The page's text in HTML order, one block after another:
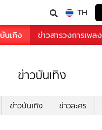
TH
นเทิง ข่าวสารวงการเพลง
ข่าวบันเทิง
ข่าวบันเทิง ข่าวละคร